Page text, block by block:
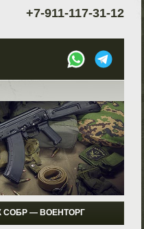
+7-911-117-31-12
― ВОЕНТОРГ